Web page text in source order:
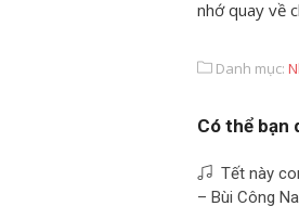
nhớ quay về
Danh mục:
Có thể bạn
Tết này
– Bùi Công